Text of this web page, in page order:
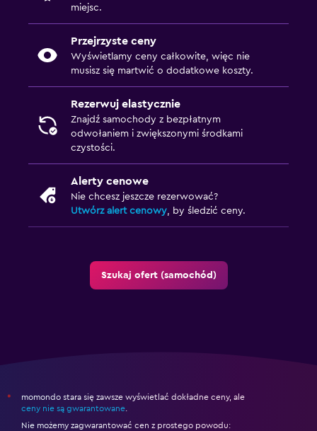
miejsc.
Przejrzyste ceny
Wyświetlamy ceny całkowite, więc nie
musisz się martwić o dodatkowe koszty.
Rezerwuj elastycznie
Znajdź samochody z bezpłatnym
odwołaniem i zwiększonymi środkami
czystości.
Alerty cenowe
Nie chcesz jeszcze rezerwować?
Utwórz alert cenowy, by śledzić ceny.
Szukaj ofert (samochód)
*
momondo stara się zawsze wyświetlać dokładne ceny, ale
ceny nie są gwarantowane.
Nie możemy zagwarantować cen z prostego powodu: